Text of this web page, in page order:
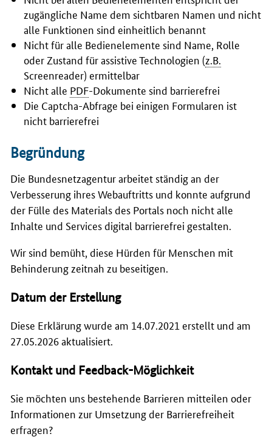
zugängliche Name dem sichtbaren Namen und nicht
alle Funktionen sind einheitlich benannt
Nicht für alle Bedienelemente sind Name, Rolle
oder Zustand für assistive Technologien (z.B.
Screenreader) ermittelbar
Nicht alle PDF-Dokumente sind barrierefrei
Die Captcha-Abfrage bei einigen Formularen ist
nicht barrierefrei
Begründung
Die Bundesnetzagentur arbeitet ständig an der
Verbesserung ihres Webauftritts und konnte aufgrund
der Fülle des Materials des Portals noch nicht alle
Inhalte und Services digital barrierefrei gestalten.
Wir sind bemüht, diese Hürden für Menschen mit
Behinderung zeitnah zu beseitigen.
Datum der Erstellung
Diese Erklärung wurde am 14.07.2021 erstellt und am
27.05.2026 aktualisiert.
Kontakt und Feedback-Möglichkeit
Sie möchten uns bestehende Barrieren mitteilen oder
Informationen zur Umsetzung der Barrierefreiheit
erfragen?